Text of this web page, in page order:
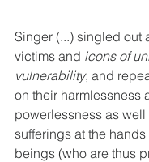
Singer (...) singled out
victims and icons of
vulnerability, and
on their harmlessness
powerlessness as well
sufferings at the hands
beings (who are thus